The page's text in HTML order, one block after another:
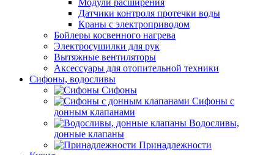
Модули расширения
Датчики контроля протечки воды
Краны с электроприводом
Бойлеры косвенного нагрева
Электросушилки для рук
Вытяжные вентиляторы
Аксессуары для отопительной техники
Сифоны, водосливы
Сифоны
Сифоны с
донным клапанами
Водосливы,
донные клапаны
Принадлежности